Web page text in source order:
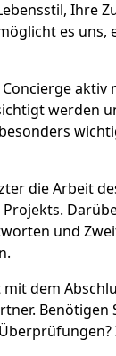
Ihre
es
werden
die Arbeit
und
dem